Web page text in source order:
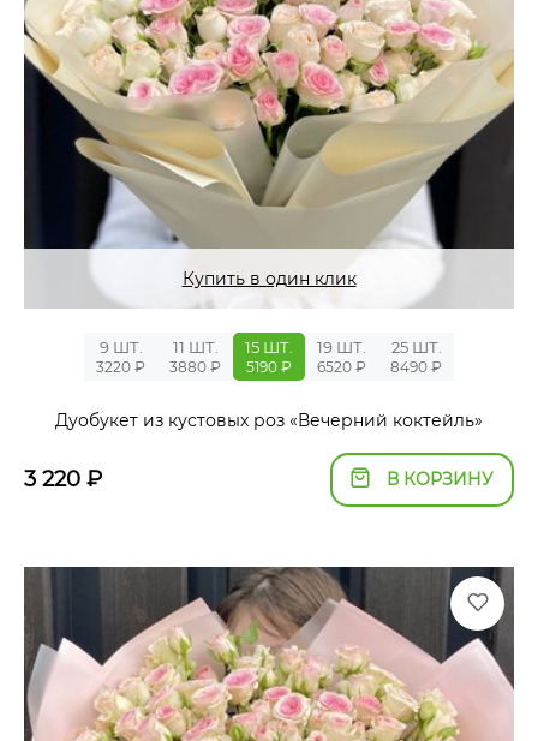
Купить в один клик
9 ШТ.
3220 ₽
11 ШТ.
3880 ₽
15 ШТ.
5190 ₽
19 ШТ.
6520 ₽
25 ШТ.
8490 ₽
Дуобукет из кустовых роз «Вечерний коктейль»
3 220 ₽ В КОРЗИНУ